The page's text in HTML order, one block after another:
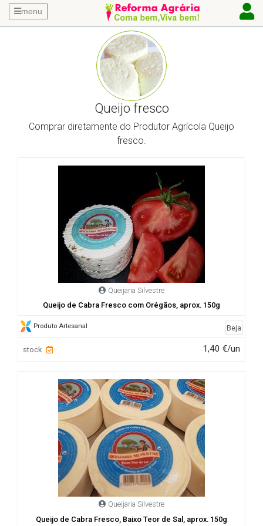
menu
Queijo fresco
Comprar diretamente do Produtor Agrícola Queijo
fresco.
Queijaria Silvestre
Queijo de Cabra Fresco com Orégãos, aprox. 150g
Produto Artesanal Beja
stock 1,40 €/un
Queijaria Silvestre
Queijo de Cabra Fresco, Baixo Teor de Sal, aprox. 150g